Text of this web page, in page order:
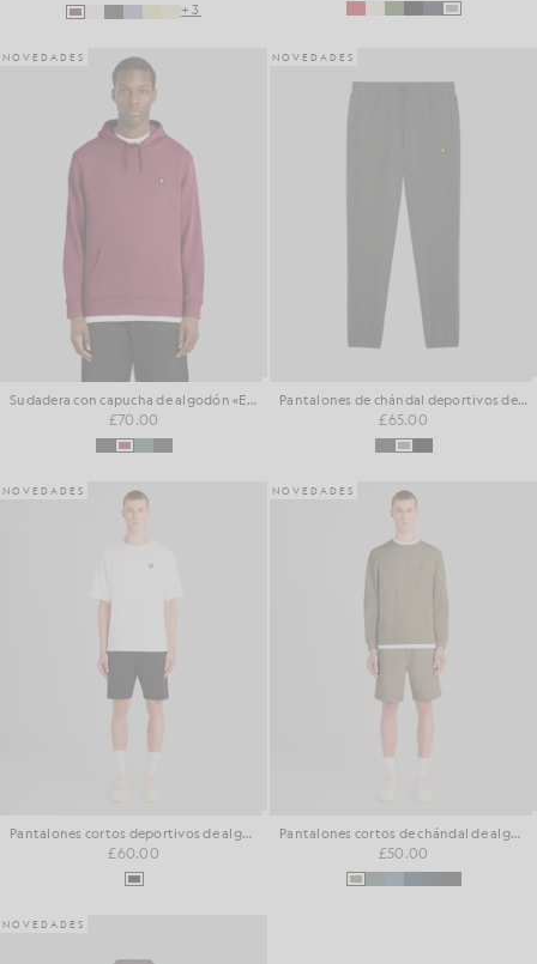
+3
NOVEDADES
Sudadera con capucha de algodón «Everyday Loopback»
£70.00
NOVEDADES
Pantalones de chándal deportivos de algodón con diseño «loopback»
£65.00
NOVEDADES
Pantalones cortos deportivos de algodón con diseño «loopback»
£60.00
NOVEDADES
Pantalones cortos de chándal de algodón para el día a día
£50.00
NOVEDADES